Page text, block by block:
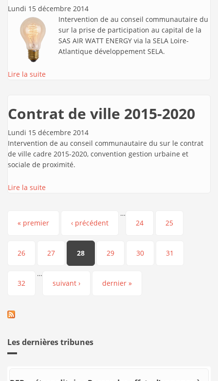
Lundi 15 décembre 2014
Intervention de au conseil communautaire du
sur la prise de participation au capital de la
SAS AIR WATT ENERGY via la SELA Loire-
Atlantique développement SELA.
Lire la suite
Contrat de ville 2015-2020
Lundi 15 décembre 2014
Intervention de au conseil communautaire du sur le contrat
de ville cadre 2015-2020, convention gestion urbaine et
sociale de proximité.
Lire la suite
Pages
« premier ‹ précédent
…
24
25
26 27 28 29 30 31
32
…
suivant ›
dernier »
Les dernières tribunes